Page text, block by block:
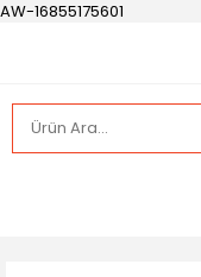
AW-16855175601